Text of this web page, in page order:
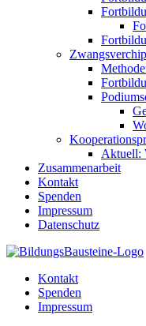
Aktuell:
Zusammenarbeit
Kontakt
Spenden
Impressum
Datenschutz
Kontakt
Spenden
Impressum